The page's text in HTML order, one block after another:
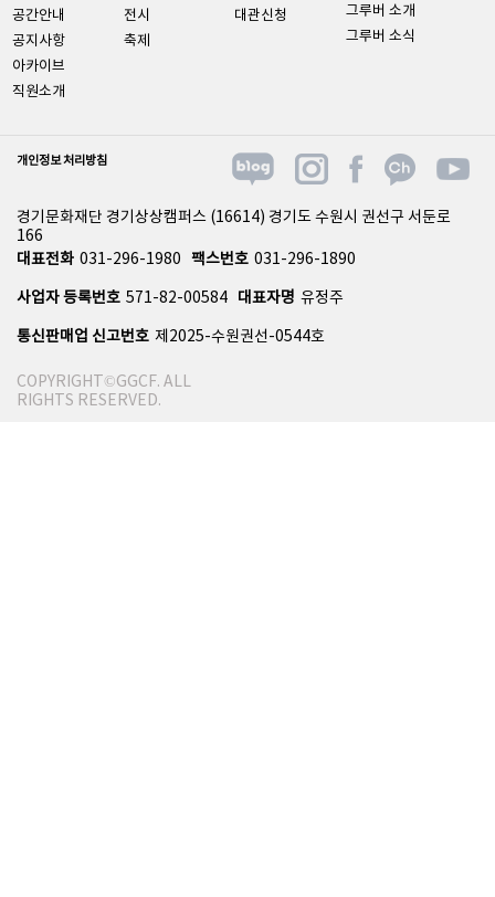
공간안내
공지사항
아카이브
직원소개
전시
축제
대관신청
그루버 소개
그루버 소식
개인정보 처리방침
경기문화재단 경기상상캠퍼스 (16614) 경기도 수원시 권선구 서둔로
166
대표전화 031-296-1980 팩스번호 031-296-1890
사업자 등록번호 571-82-00584 대표자명 유정주
통신판매업 신고번호 제2025-수원권선-0544호
COPYRIGHT©GGCF. ALL
RIGHTS RESERVED.